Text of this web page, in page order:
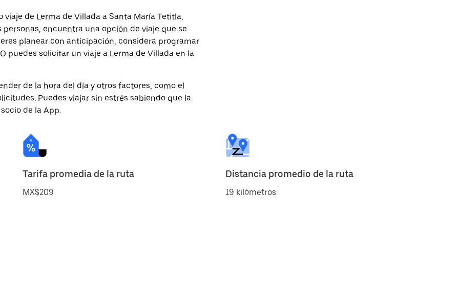
de Lerma de Villada a Santa María Tetitla,
encuentra una opción de viaje que se
planear con anticipación, considera programar
puedes solicitar un viaje a Lerma de Villada en la
de la hora del día y otros factores, como el
Puedes viajar sin estrés sabiendo que la
de la App.
Tarifa promedia de la ruta
MX$209
Distancia promedio de la ruta
19 kilómetros